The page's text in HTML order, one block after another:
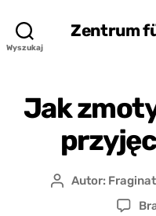
Wyszukaj
Zentrum
Jak
AutorAutor: